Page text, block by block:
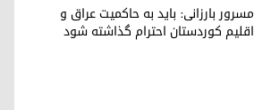
مسرور بارزانی: باید به حاکمیت عراق و
اقلیم کوردستان احترام گذاشته شود